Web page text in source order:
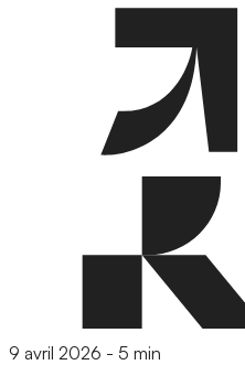
9 avril 2026 - 5 min